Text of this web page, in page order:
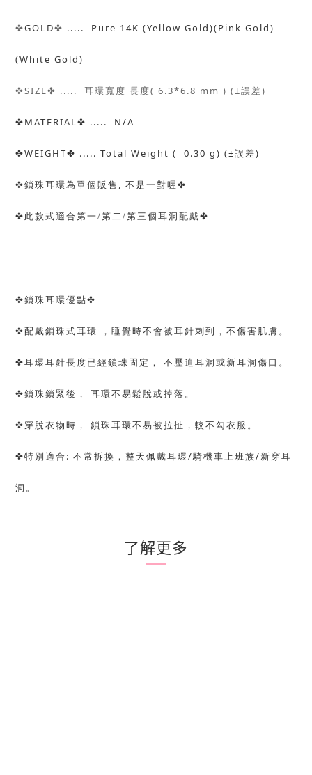
✤GOLD✤ ..... Pure 14K (Yellow Gold)(Pink Gold)
(White Gold)
✤SIZE✤ ..... 耳環寬度 長度( 6.3*6.8 mm ) (±誤差)
✤MATERIAL✤ ..... N/A
✤WEIGHT✤ ..... Total Weight ( 0.30 g) (±誤差)
✤鎖珠耳環為單個販售 , 不是一對喔 ✤
✤ 此款式適合第一/第二/第三個耳洞配戴✤
✤鎖珠耳環優點✤
✤配戴鎖珠式耳環 ，睡覺時不會被耳針刺到，不傷害肌膚。
✤耳環耳針長度已經鎖珠固定， 不壓迫耳洞或新耳洞傷口。
✤鎖珠鎖緊後， 耳環不易鬆脫或掉落。
✤ 穿脫衣物時， 鎖珠耳環不易被拉扯，較不勾衣服。
✤特別適合 : 不常拆換，整天佩戴耳環/騎機車上班族/ 新穿耳
洞。
了解更多